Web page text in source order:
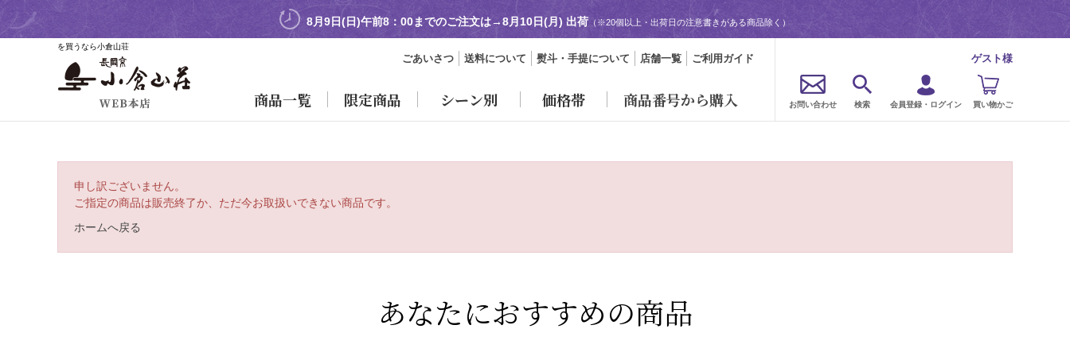
を買うなら小倉山荘
8月9日(日)午前8：00までのご注文は→8月10日(月) 出荷 （※20個以上・出荷日の注意書きがある商品除く）
ごあいさつ 送料について 熨斗・手提について 店舗一覧 ご利用ガイド
商品一覧 限定商品 シーン別 価格帯 商品番号から購入
ゲスト様
お問い合わせ 検索 会員登録・ログイン 買い物かご
申し訳ございません。
ご指定の商品は販売終了か、ただ今お取扱いできない商品です。
ホームへ戻る
あなたにおすすめの商品